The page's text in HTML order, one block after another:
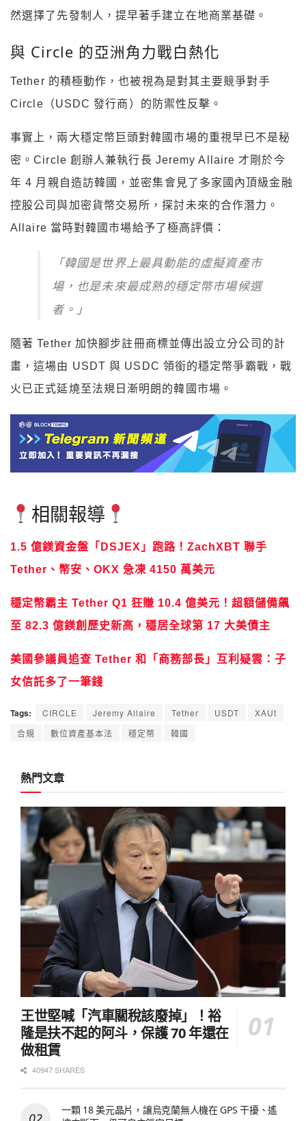
然選擇了先發制人，提早著手建立在地商業基礎。
與 Circle 的亞洲角力戰白熱化
Tether 的積極動作，也被視為是對其主要競爭對手
Circle（USDC 發行商）的防禦性反擊。
事實上，兩大穩定幣巨頭對韓國市場的重視早已不是秘
密。Circle 創辦人兼執行長 Jeremy Allaire 才剛於今
年 4 月親自造訪韓國，並密集會見了多家國內頂級金融
控股公司與加密貨幣交易所，探討未來的合作潛力。
Allaire 當時對韓國市場給予了極高評價：
「韓國是世界上最具動能的虛擬資產市
場，也是未來最成熟的穩定幣市場候選
者。」
隨著 Tether 加快腳步註冊商標並傳出設立分公司的計
畫，這場由 USDT 與 USDC 領銜的穩定幣爭霸戰，戰
火已正式延燒至法規日漸明朗的韓國市場。
相關報導
1.5 億鎂資金盤「DSJEX」跑路！ZachXBT 聯手
Tether、幣安、OKX 急凍 4150 萬美元
穩定幣霸主 Tether Q1 狂賺 10.4 億美元！超額儲備飆
至 82.3 億鎂創歷史新高，穩居全球第 17 大美債主
美國參議員追查 Tether 和「商務部長」互利疑雲：子
女信託多了一筆錢
Tags: CIRCLE Jeremy Allaire Tether USDT
XAUt
合規
數位資產基本法 穩定幣 韓國
熱門文章
王世堅喊「汽車關稅該廢掉」！裕
隆是扶不起的阿斗，保護 70 年還在
做租賃
40947 SHARES
一顆 18 美元晶片，讓烏克蘭無人機在 GPS 干擾、遙